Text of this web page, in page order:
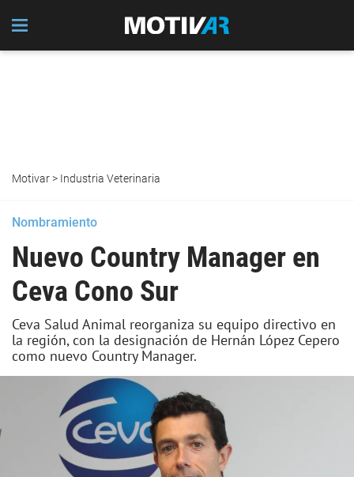
Motivar> Industria Veterinaria
Nombramiento
Nuevo Country Manager en
Ceva Cono Sur
Ceva Salud Animal reorganiza su equipo directivo en
la región, con la designación de Hernán López Cepero
como nuevo Country Manager.